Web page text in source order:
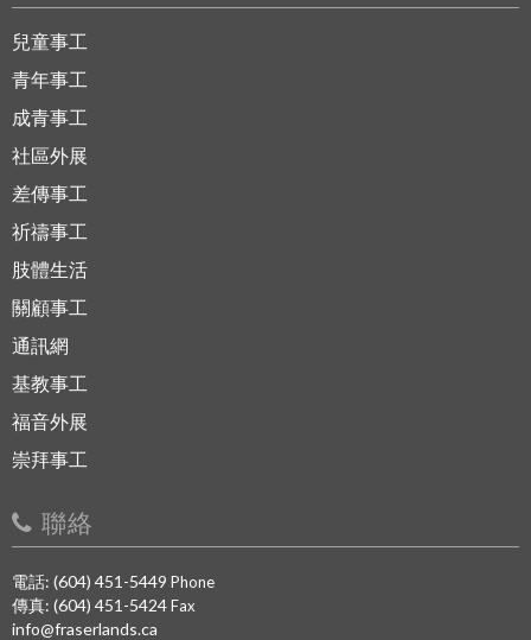
兒童事工
青年事工
成青事工
社區外展
差傳事工
祈禱事工
肢體生活
關顧事工
通訊網
基教事工
福音外展
崇拜事工
聯絡
電話: (604) 451-5449 Phone
傳真: (604) 451-5424Fax
info@fraserlands.ca